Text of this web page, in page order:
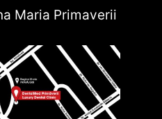
Maria Primaverii